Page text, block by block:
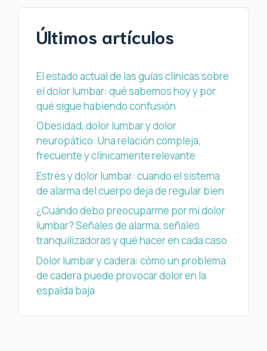
Últimos artículos
El estado actual de las guías clínicas sobre
el dolor lumbar: qué sabemos hoy y por
qué sigue habiendo confusión
Obesidad, dolor lumbar y dolor
neuropático: Una relación compleja,
frecuente y clínicamente relevante
Estrés y dolor lumbar: cuando el sistema
de alarma del cuerpo deja de regular bien
¿Cuándo debo preocuparme por mi dolor
lumbar? Señales de alarma, señales
tranquilizadoras y qué hacer en cada caso
Dolor lumbar y cadera: cómo un problema
de cadera puede provocar dolor en la
espalda baja